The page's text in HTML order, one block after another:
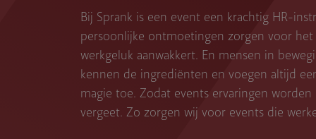
Bij Sprank is een event een krachtig HR-
persoonlijke ontmoetingen zorgen voor
werkgeluk aanwakkert. En mensen in
kennen de ingrediënten en voegen altijd
magie toe. Zodat events ervaringen
vergeet. Zo zorgen wij voor events die